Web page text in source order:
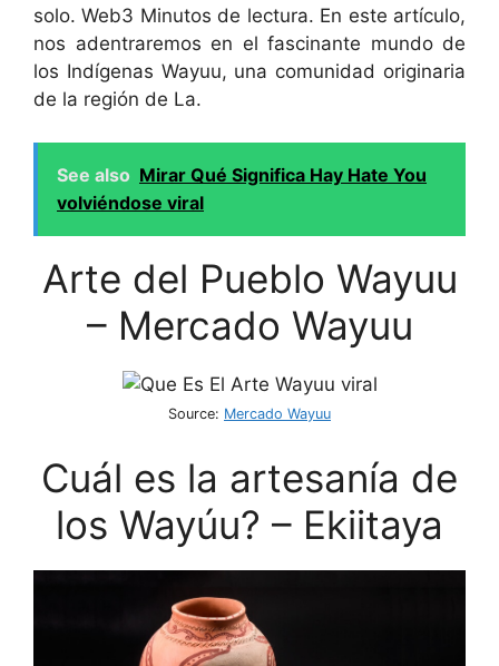
solo. Web3 Minutos de lectura. En este artículo,
nos adentraremos en el fascinante mundo de
los Indígenas Wayuu, una comunidad originaria
de la región de La.
See also Mirar Qué Significa Hay Hate You
volviéndose viral
Arte del Pueblo Wayuu
– Mercado Wayuu
Source: Mercado Wayuu
Cuál es la artesanía de
los Wayúu? – Ekiitaya